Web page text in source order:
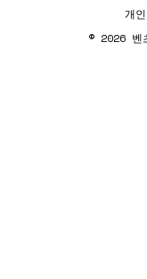
개
© 2026